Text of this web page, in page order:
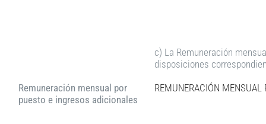
Remuneración mensual por
puesto e ingresos adicionales
c) La Remuneración
disposiciones
REMUNERACIÓN